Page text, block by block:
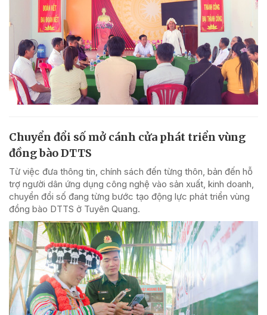
Chuyển đổi số mở cánh cửa phát triển vùng
đồng bào DTTS
Từ việc đưa thông tin, chính sách đến từng thôn, bản đến hỗ
trợ người dân ứng dụng công nghệ vào sản xuất, kinh doanh,
chuyển đổi số đang từng bước tạo động lực phát triển vùng
đồng bào DTTS ở Tuyên Quang.